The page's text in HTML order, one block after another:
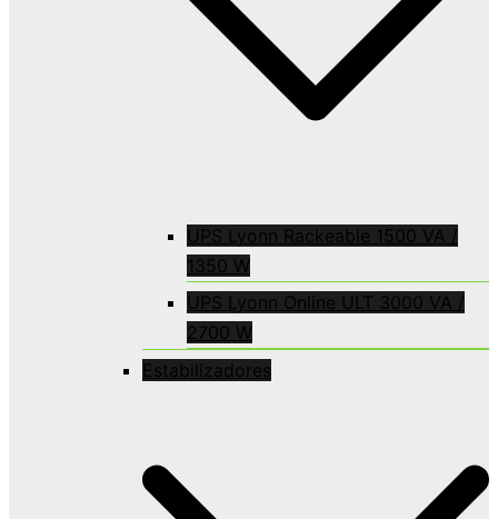
UPS Lyonn Rackeable 1500 VA /
1350 W
UPS Lyonn Online ULT 3000 VA /
2700 W
Estabilizadores